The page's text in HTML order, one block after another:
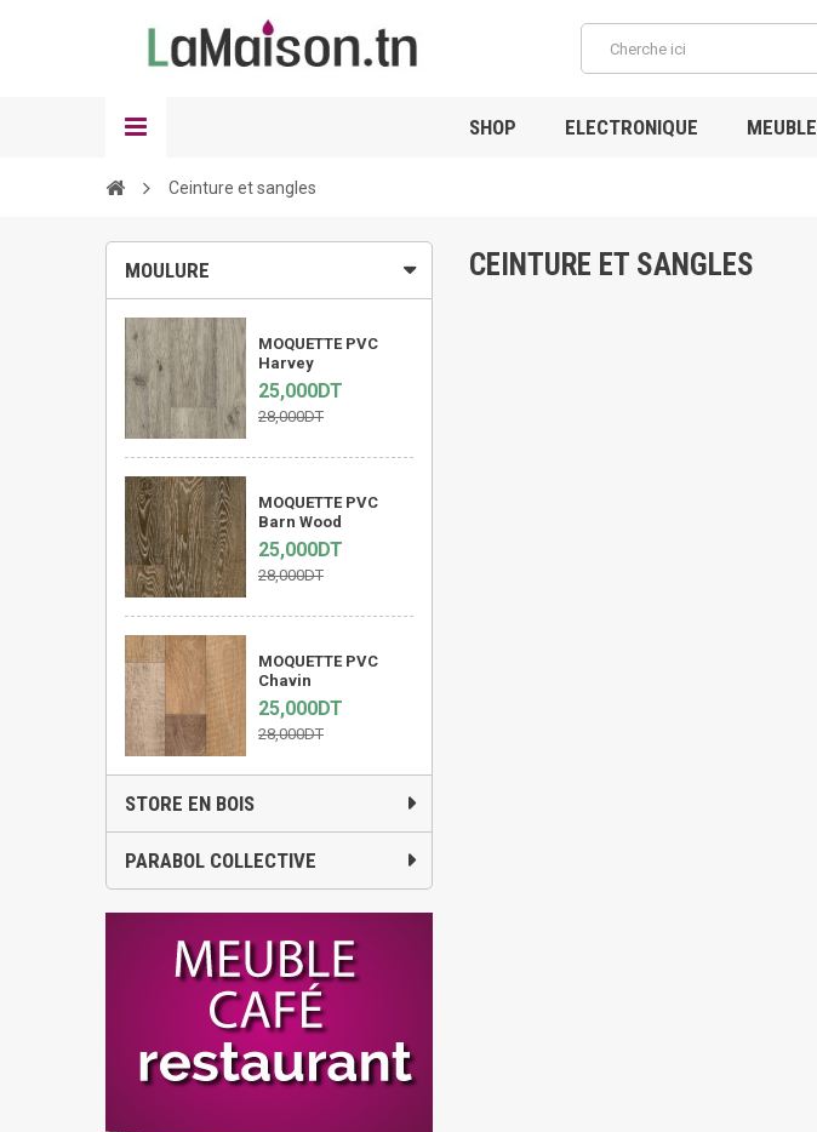
SHOP ELECTRONIQUE MEUBLE
Ceinture et sangles
MOULURE
MOQUETTE PVC
Harvey
25,000DT
28,000DT
MOQUETTE PVC
Barn Wood
25,000DT
28,000DT
MOQUETTE PVC
Chavin
25,000DT
28,000DT
STORE EN BOIS
PARABOL COLLECTIVE
CEINTURE ET SANGLES